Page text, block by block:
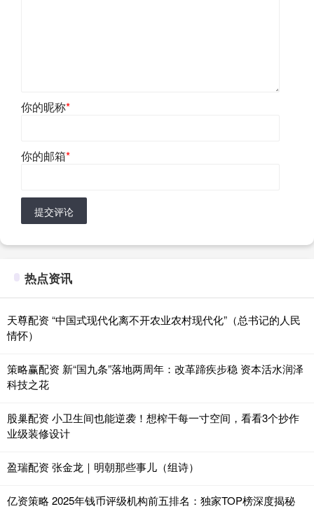
你的昵称*
你的邮箱*
提交评论
热点资讯
天尊配资 “中国式现代化离不开农业农村现代化”（总书记的人民
情怀）
策略赢配资 新“国九条”落地两周年：改革蹄疾步稳 资本活水润泽
科技之花
股巢配资 小卫生间也能逆袭！想榨干每一寸空间，看看3个抄作
业级装修设计
盈瑞配资 张金龙｜明朝那些事儿（组诗）
亿资策略 2025年钱币评级机构前五排名：独家TOP榜深度揭秘